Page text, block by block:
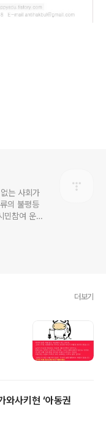
는 사회가
의 불평등
민참여 운
더보기
사키현 ‘아동권